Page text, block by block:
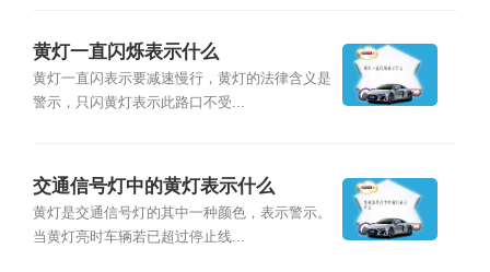
黄灯一直闪烁表示什么
黄灯一直闪表示要减速慢行，黄灯的法律含义是
警示，只闪黄灯表示此路口不受...
交通信号灯中的黄灯表示什么
黄灯是交通信号灯的其中一种颜色，表示警示。
当黄灯亮时车辆若已超过停止线...